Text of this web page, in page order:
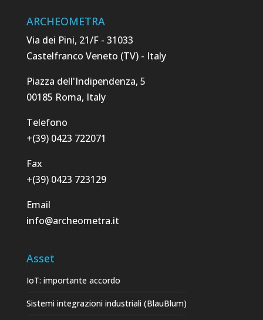
ARCHEOMETRA
Via dei Pini, 21/F - 31033
Castelfranco Veneto (TV) - Italy
Piazza dell'Indipendenza, 5
00185 Roma, Italy
Telefono
+(39) 0423 722071
Fax
+(39) 0423 723129
Email
info@archeometra.it
Asset
IoT: importante accordo
Sistemi integrazioni industriali (BlauBlum)